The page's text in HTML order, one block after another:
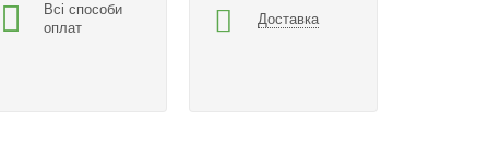
Всі способи
оплат
Доставка